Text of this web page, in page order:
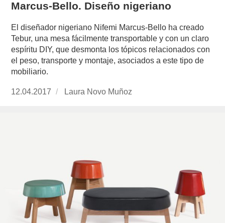
Marcus-Bello. Diseño nigeriano
El diseñador nigeriano Nifemi Marcus-Bello ha creado
Tebur, una mesa fácilmente transportable y con un claro
espíritu DIY, que desmonta los tópicos relacionados con
el peso, transporte y montaje, asociados a este tipo de
mobiliario.
Publicado
12.04.2017
https://www.experimenta.es/author/laura-
Laura Novo Muñoz